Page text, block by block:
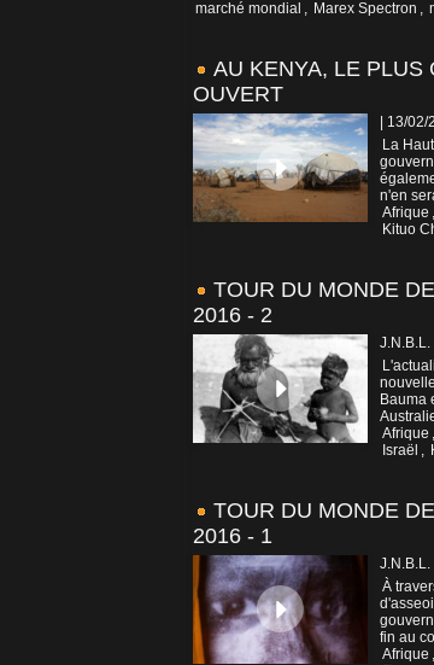
marché mondial , Marex Spectron ,
AU KENYA, LE PLUS
OUVERT
| 13/
La
n'en
Afrique ,
Kituo
TOUR DU MONDE
2016 - 2
Bauma
Afrique ,
Israël ,
TOUR DU MONDE
2016 - 1
À
fin au
Afrique ,